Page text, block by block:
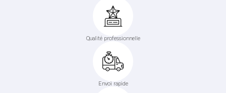
Qualité professionnelle
Envoi rapide